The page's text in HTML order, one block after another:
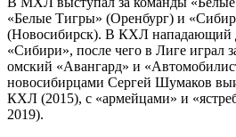
«Белые Тигры» (Оренбург) и
(Новосибирск). В КХЛ нападающий
«Сибири», после чего в Лиге играл
омский «Авангард» и
новосибирцами Сергей Шумаков
КХЛ (2015), с «армейцами» и
2019).